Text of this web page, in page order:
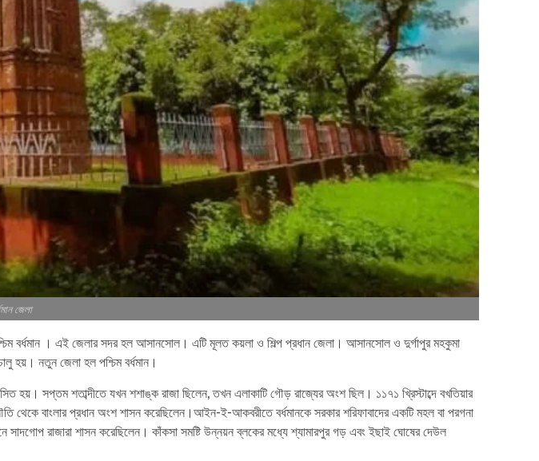
জেলা
বর্ধমান । এই জেলার সদর হল আসানসোল। এটি মূলত কয়লা ও শিল্প প্রধান জেলা। আসানসোল ও দুর্গাপুর মহকুমা
হয়। নতুন জেলা হল পশ্চিম বর্ধমান।
হয়। সপ্তম শতাব্দীতে যখন শশাঙ্ক রাজা ছিলেন, তখন এলাকাটি গৌড় রাজ্যের অংশ ছিল। ১১৭১ খ্রিস্টাব্দে বখতিয়ার
থেকে বাংলার প্রধান অংশ শাসন করেছিলেন।আইন-ই-আকবরীতে বর্ধমানকে সরকার শরিফাবাদের একটি মহল বা পরগনা
রাজারা শাসন করেছিলেন। কাঁকসা সমষ্টি উন্নয়ন ব্লকের মধ্যে শ্যামারপুর গড় এবং ইছাই ঘোষের দেউল